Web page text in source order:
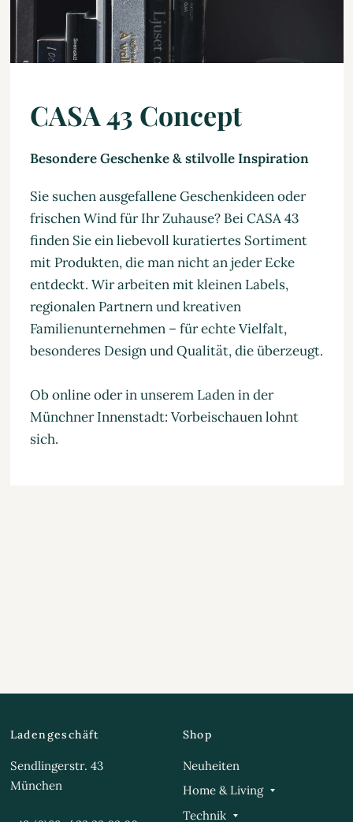
CASA 43 Concept
Besondere Geschenke & stilvolle Inspiration
Sie suchen ausgefallene Geschenkideen oder
frischen Wind für Ihr Zuhause? Bei CASA 43
finden Sie ein liebevoll kuratiertes Sortiment
mit Produkten, die man nicht an jeder Ecke
entdeckt. Wir arbeiten mit kleinen Labels,
regionalen Partnern und kreativen
Familienunternehmen – für echte Vielfalt,
besonderes Design und Qualität, die überzeugt.
Ob online oder in unserem Laden in der
Münchner Innenstadt: Vorbeischauen lohnt
sich.
Ladengeschäft
Sendlingerstr. 43
München
Shop
Neuheiten
Home & Living
Technik